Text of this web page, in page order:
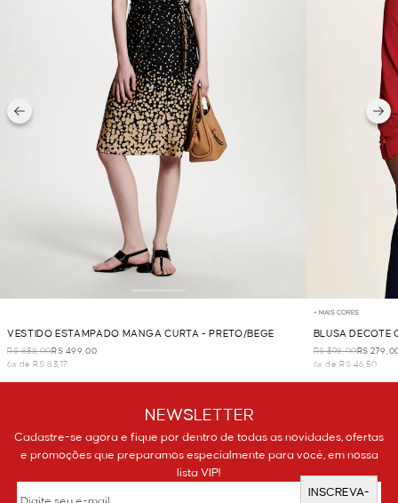
VESTIDO ESTAMPADO MANGA CURTA - PRETO/BEGE
R$ 838,00R$ 499,00
6x de R$ 83,17
+ MAIS CORES
BLUSA
R$ 398,00R$
6x de R$ 46,50
NEWSLETTER
Cadastre-se agora e fique por dentro de todas as novidades, ofertas
e promoções que preparamos especialmente para você, em nossa
lista VIP!
INSCREVA-